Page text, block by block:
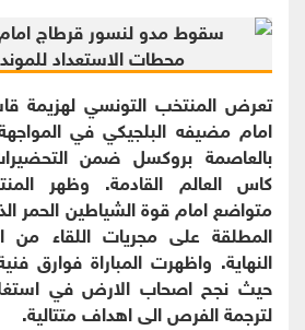
تعرض المنتخب التونسي لهزيمة
امام مضيفه البلجيكي في
بالعاصمة بروكسل ضمن
كاس العالم القادمة. وظهر
متواضع امام قوة الشياطين الحمر
المطلقة على مجريات اللقاء من
النهاية. واظهرت المباراة فوارق
حيث نجح اصحاب الارض في
لترجمة الفرص الى اهداف متتالية.